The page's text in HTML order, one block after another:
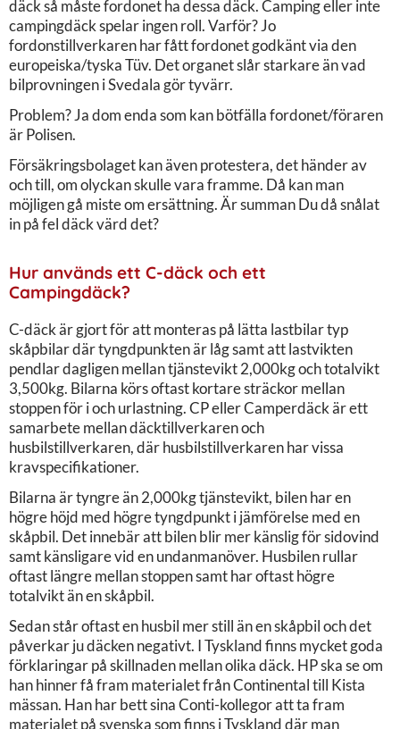
däck så måste fordonet ha dessa däck. Camping eller inte
campingdäck spelar ingen roll. Varför? Jo
fordonstillverkaren har fått fordonet godkänt via den
europeiska/tyska Tüv. Det organet slår starkare än vad
bilprovningen i Svedala gör tyvärr.
Problem? Ja dom enda som kan bötfälla fordonet/föraren
är Polisen.
Försäkringsbolaget kan även protestera, det händer av
och till, om olyckan skulle vara framme. Då kan man
möjligen gå miste om ersättning. Är summan Du då snålat
in på fel däck värd det?
Hur används ett C-däck och ett
Campingdäck?
C-däck är gjort för att monteras på lätta lastbilar typ
skåpbilar där tyngdpunkten är låg samt att lastvikten
pendlar dagligen mellan tjänstevikt 2,000kg och totalvikt
3,500kg. Bilarna körs oftast kortare sträckor mellan
stoppen för i och urlastning. CP eller Camperdäck är ett
samarbete mellan däcktillverkaren och
husbilstillverkaren, där husbilstillverkaren har vissa
kravspecifikationer.
Bilarna är tyngre än 2,000kg tjänstevikt, bilen har en
högre höjd med högre tyngdpunkt i jämförelse med en
skåpbil. Det innebär att bilen blir mer känslig för sidovind
samt känsligare vid en undanmanöver. Husbilen rullar
oftast längre mellan stoppen samt har oftast högre
totalvikt än en skåpbil.
Sedan står oftast en husbil mer still än en skåpbil och det
påverkar ju däcken negativt. I Tyskland finns mycket goda
förklaringar på skillnaden mellan olika däck. HP ska se om
han hinner få fram materialet från Continental till Kista
mässan. Han har bett sina Conti-kollegor att ta fram
materialet på svenska som finns i Tyskland där man